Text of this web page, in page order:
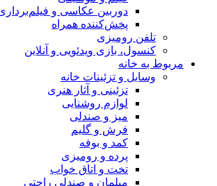
دوربین عکاسی و فیلم‌برداری
پخش‌کننده همراه
تلفن رومیزی
کنسول، بازی‌ ویدئویی و آنلاین
مربوط به خانه
وسایل و تزئینات خانه
تزئینی و آثار هنری
لوازم روشنایی
میز و صندلی
فرش و گلیم
کمد و بوفه
پرده و رومیزی
تخت و اتاق خواب
مبلمان و صندلی راحتی